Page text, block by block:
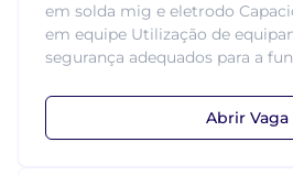
em solda mig e eletrodo
em equipe Utilização de
segurança adequados para a
Abrir Vaga